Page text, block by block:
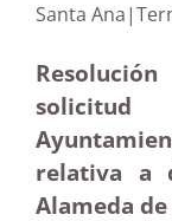
Santa
relativa a
Alameda de